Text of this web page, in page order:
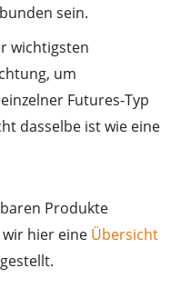
sein.
wichtigsten
um
Futures-Typ
dasselbe ist wie eine
Produkte
hier eine Übersicht